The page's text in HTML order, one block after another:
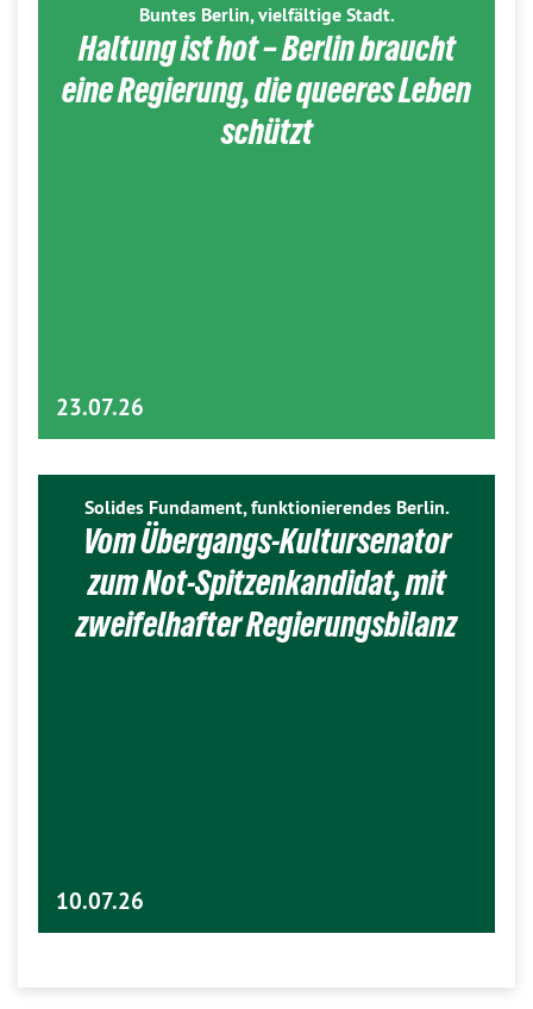
Buntes Berlin, vielfältige Stadt.
Haltung ist hot – Berlin braucht
eine Regierung, die queeres Leben
schützt
23.07.26
Solides Fundament, funktionierendes Berlin.
Vom Übergangs-Kultursenator
zum Not-Spitzenkandidat, mit
zweifelhafter Regierungsbilanz
10.07.26